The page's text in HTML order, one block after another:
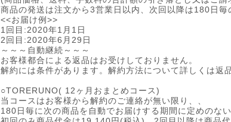
商品の発送は注文から3営業日以内、次回以降は180日毎
<<お届け例>>
1回目:2020年1月1日
2回目:2020年6月29日
～～～自動継続～～～
お客様都合による返品はお受けしておりません。
解約には条件があります。解約方法について詳しくは返
○TORERUNO( 12ヶ月おまとめコース)
当コースはお客様から解約のご連絡が無い限り、、
180日毎に次の商品を自動でお届けする期間に定めのない